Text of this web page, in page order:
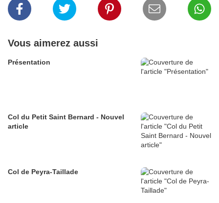
Vous aimerez aussi
Présentation
Col du Petit Saint Bernard - Nouvel
article
Col de Peyra-Taillade